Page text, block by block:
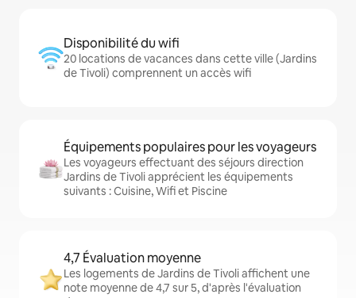
Disponibilité du wifi
20 locations de vacances dans cette ville (Jardins
de Tivoli) comprennent un accès wifi
Équipements populaires pour les voyageurs
Les voyageurs effectuant des séjours direction
Jardins de Tivoli apprécient les équipements
suivants : Cuisine, Wifi et Piscine
4,7 Évaluation moyenne
Les logements de Jardins de Tivoli affichent une
note moyenne de 4,7 sur 5, d'après l'évaluation